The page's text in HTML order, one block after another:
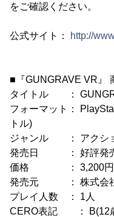
をご確認ください。
公式サイト： http://
■『GUNGRAVE VR』
タイトル ：
フォーマット：
トル)
ジャンル ： アクシ
発売日 ： 好評発
価格 ： 3,200円(
発売元 ： 株式会社
プレイ人数 ： 1人
CERO表記 ： B(12